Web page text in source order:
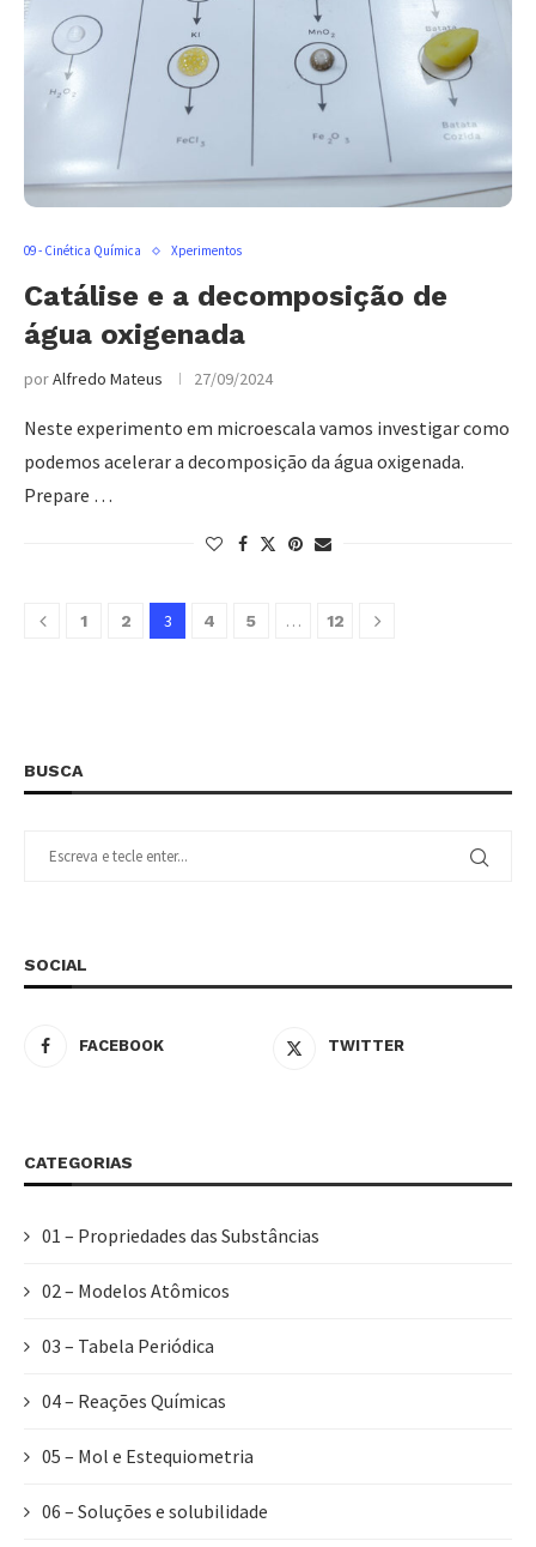
09 - Cinética Química Xperimentos
Catálise e a decomposição de
água oxigenada
porAlfredo Mateus 27/09/2024
Neste experimento em microescala vamos investigar como
podemos acelerar a decomposição da água oxigenada.
Prepare …
1 2 3 4 5 … 12
BUSCA
SOCIAL
FACEBOOK TWITTER
CATEGORIAS
01 – Propriedades das Substâncias
02 – Modelos Atômicos
03 – Tabela Periódica
04 – Reações Químicas
05 – Mol e Estequiometria
06 – Soluções e solubilidade